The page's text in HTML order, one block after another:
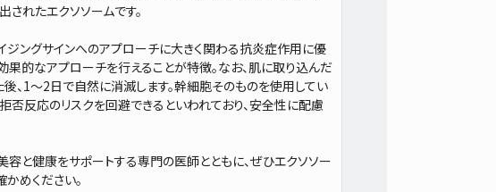
されたエクソソームです。
イジングサインへのアプローチに大きく関わる抗炎症作用に優
果的なアプローチを行えることが特徴。なお、肌に取り込んだ
、1～2日で自然に消滅します。幹細胞そのものを使用してい
否反応のリスクを回避できるといわれており、安全性に配慮
と健康をサポートする専門の医師とともに、ぜひエクソソー
めください。